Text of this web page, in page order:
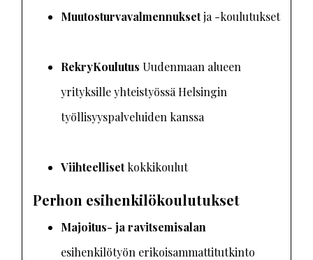
Muutosturvavalmennuksetja -koulutukset
RekryKoulutus Uudenmaan alueen
yrityksille yhteistyössä Helsingin
työllisyyspalveluiden kanssa
Viihteellisetkokkikoulut
Perhon esihenkilökoulutukset
Majoitus- ja ravitsemisalan
esihenkilötyön erikoisammattitutkinto